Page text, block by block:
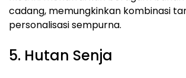
cadang, memungkinkan kombinasi
personalisasi sempurna.
5. Hutan Senja